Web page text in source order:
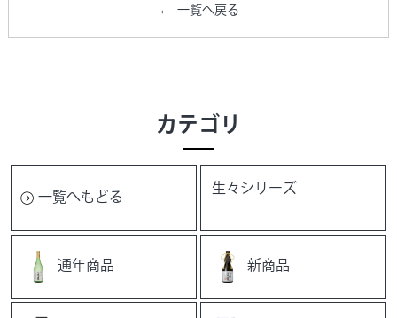
カテゴリ
一覧へもどる 生々シリーズ
通年商品 新商品
一覧へ戻る